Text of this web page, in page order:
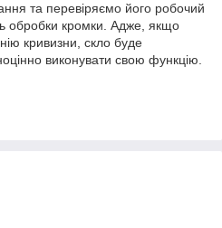
та перевіряємо його робочий
обробки кромки. Адже, якщо
кривизни, скло буде
виконувати свою функцію.